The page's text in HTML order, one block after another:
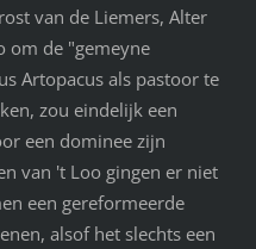
van de Liemers, Alter
om de "gemeyne
Artopacus als pastoor te
zou eindelijk een
een dominee zijn
van 't Loo gingen er niet
een gereformeerde
alsof het slechts een